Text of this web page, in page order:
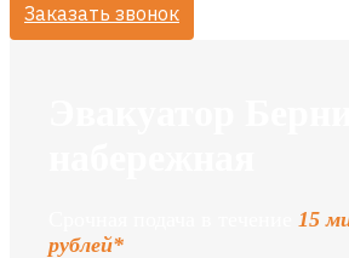
Заказать звонок
15
рублей*